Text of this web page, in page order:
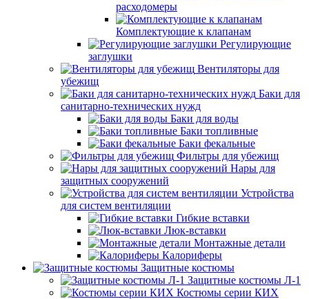
расходомеры
Комплектующие к клапанам
Регулирующие
заглушки
Вентиляторы для
убежищ
Баки для
санитарно-технических нужд
Баки для воды
Баки топливные
Баки фекальные
Фильтры для убежищ
Нары для
защитных сооружений
Устройства
для систем вентиляции
Гибкие вставки
Люк-вставки
Монтажные детали
Калориферы
Защитные костюмы
Защитные костюмы Л-1
Костюмы серии КИХ